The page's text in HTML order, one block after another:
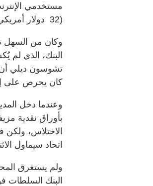
(32 دولار أمريكي) ، تحمل رسومات لحيوانات كرتونية مثل البط والدببة
وكان من السهل
البنك، الذي
تشوسون ديلي أن
كان يحرص على
وعندما دخل
بأوراق نقدية
الاختلاس، ولكن
اتحاد سيماول
ولم يستغرق
البنك السلطات